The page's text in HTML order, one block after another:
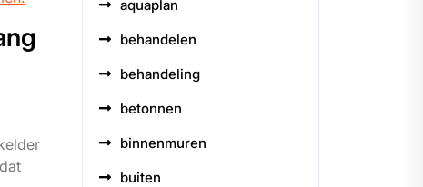
aquaplan
behandelen
behandeling
betonnen
binnenmuren
buiten